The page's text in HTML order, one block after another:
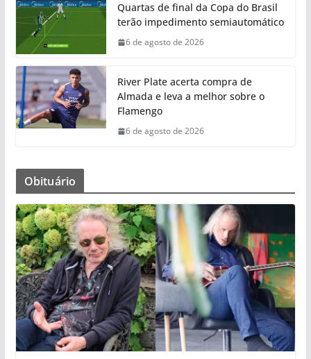
Quartas de final da Copa do Brasil
terão impedimento semiautomático
6 de agosto de 2026
River Plate acerta compra de
Almada e leva a melhor sobre o
Flamengo
6 de agosto de 2026
Obituário